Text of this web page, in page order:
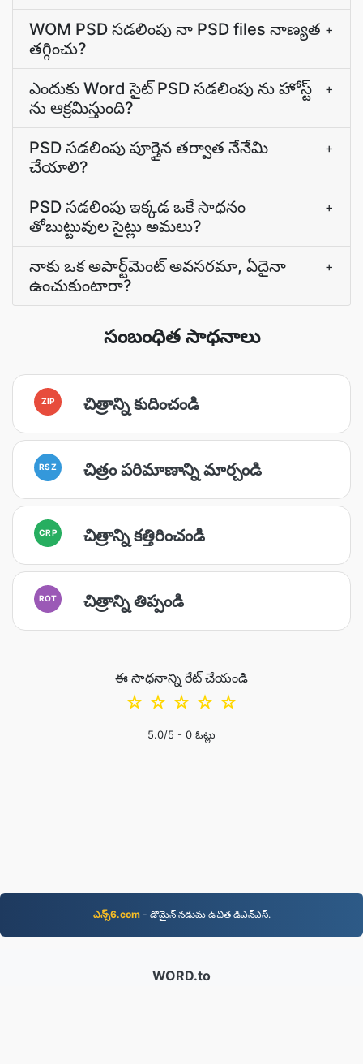
WOM PSD సడలింపు నా PSD files నాణ్యత
తగ్గించు?
+
ఎందుకు Word సైట్ PSD సడలింపు ను హోస్ట్
ను ఆక్రమిస్తుంది?
+
PSD సడలింపు పూర్తైన తర్వాత నేనేమి
చేయాలి?
+
PSD సడలింపు ఇక్కడ ఒకే సాధనం
తోబుట్టువుల సైట్లు అమలు?
+
నాకు ఒక అపార్ట్‌మెంట్‌ అవసరమా, ఏదైనా
ఉంచుకుంటారా?
+
సంబంధిత సాధనాలు
ZIP చిత్రాన్ని కుదించండి
RSZ చిత్రం పరిమాణాన్ని మార్చండి
CRP చిత్రాన్ని కత్తిరించండి
ROT చిత్రాన్ని తిప్పండి
ఈ సాధనాన్ని రేట్ చేయండి
☆
☆
☆
☆
☆
5.0/5 - 0 ఓట్లు
ఎన్స్6.com- డొమైన్‌ నడుమ ఉచిత డిఎన్‌ఎస్‌.
WORD.to